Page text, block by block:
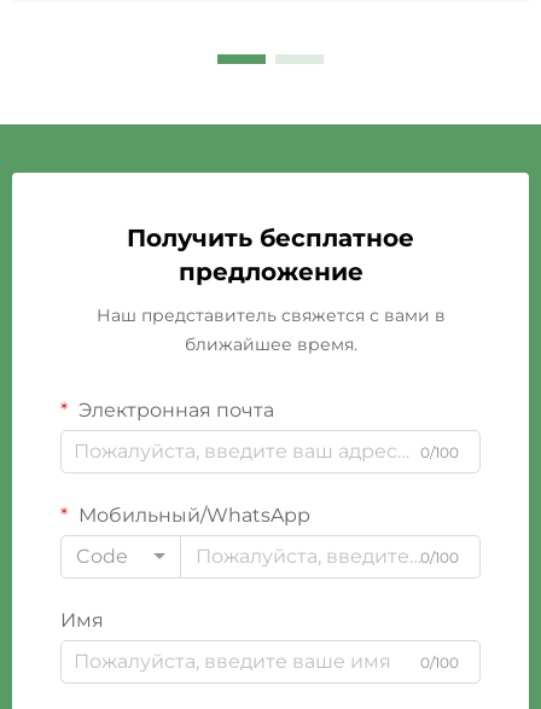
Получить бесплатное
предложение
Наш представитель свяжется с вами в
ближайшее время.
Электронная почта
0/100
Мобильный/WhatsApp
Code
0/100
Имя
0/100